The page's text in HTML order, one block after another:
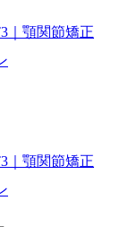
｜顎関節矯正
｜顎関節矯正